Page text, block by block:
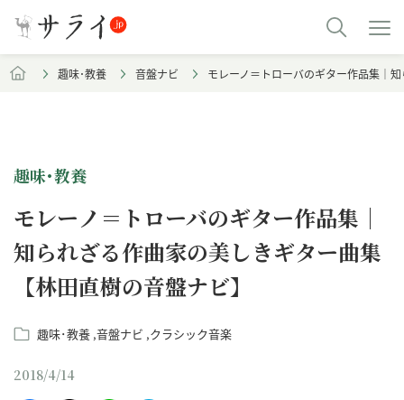
趣味･教養 音盤ナビ モレーノ＝トローバのギター作品集｜
趣味･教養
モレーノ＝トローバのギター作品集｜
知られざる作曲家の美しきギター曲集
【林田直樹の音盤ナビ】
趣味･教養 音盤ナビ クラシック音楽
2018/4/14